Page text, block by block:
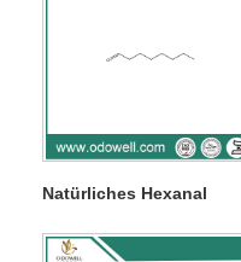
Natürliches Hexanal